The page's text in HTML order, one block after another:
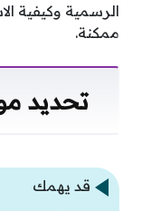
الرسمية وكيفية
ممكنة.
تحديد
قد يهمك